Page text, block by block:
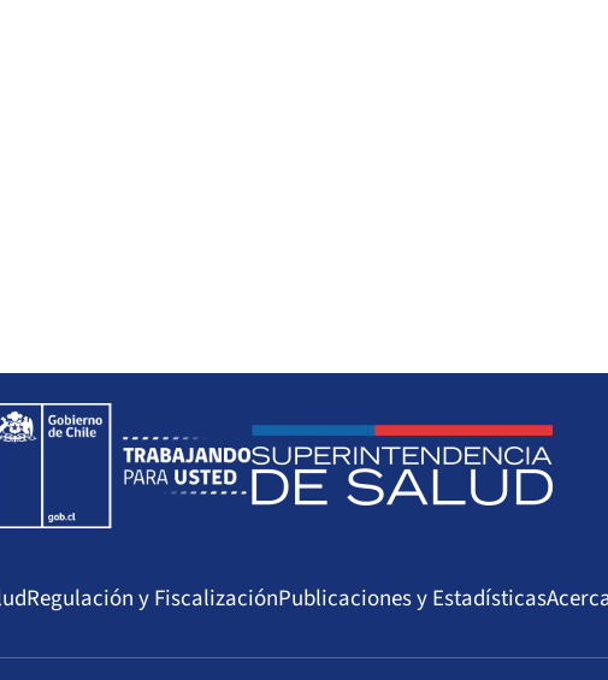
Regulación y FiscalizaciónPublicaciones y Estadísticas